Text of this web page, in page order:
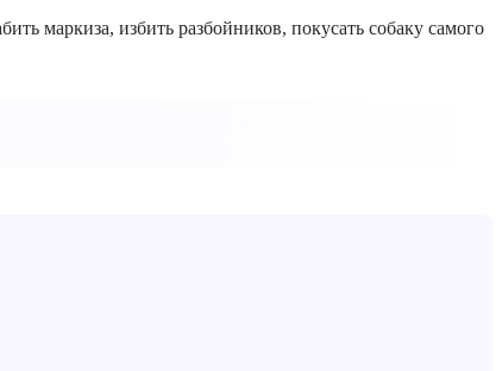
маркиза, избить разбойников, покусать собаку самого